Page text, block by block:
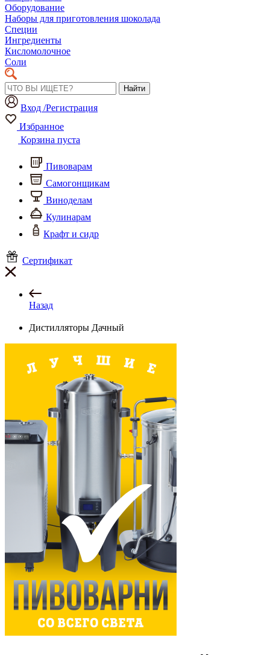
Оборудование
Наборы для приготовления шоколада
Специи
Ингредиенты
Кисломолочное
Соли
Найти
Вход /Регистрация
Избранное
Корзина пуста
Пивоварам
Самогонщикам
Виноделам
Кулинарам
Крафт и сидр
Сертификат
Назад
Дистилляторы Дачный